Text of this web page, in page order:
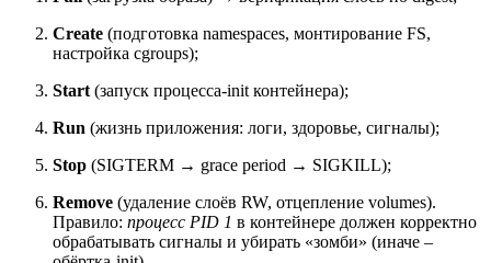
Create (подготовка namespaces, монтирование FS,
настройка cgroups);
Start (запуск процесса-init контейнера);
Run (жизнь приложения: логи, здоровье, сигналы);
Stop (SIGTERM → grace period → SIGKILL);
Remove (удаление слоёв RW, отцепление volumes).
Правило: процесс PID 1 в контейнере должен корректно
обрабатывать сигналы и убирать «зомби» (иначе –